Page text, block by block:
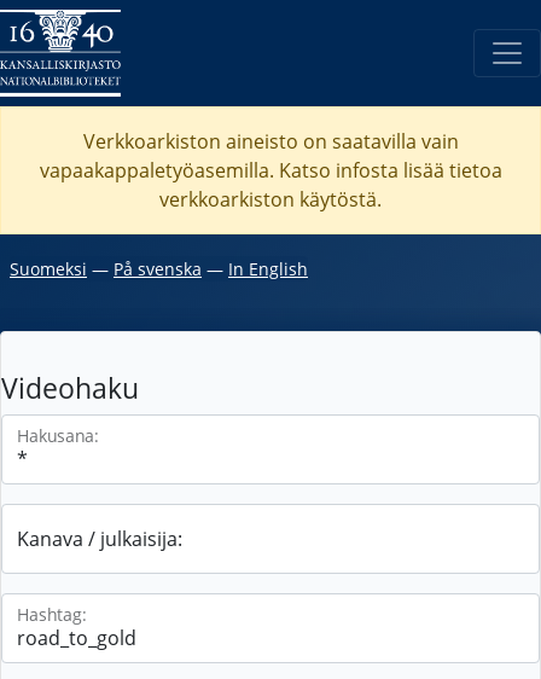
Verkkoarkiston aineisto on saatavilla vain
vapaakappaletyöasemilla. Katso infosta lisää tietoa
verkkoarkiston käytöstä.
Suomeksi ― På svenska ― In English
Videohaku
Hakusana:
Kanava / julkaisija:
Hashtag: